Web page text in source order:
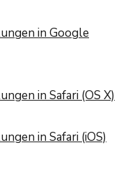
in Google
in Safari (OS X)
in Safari (iOS)